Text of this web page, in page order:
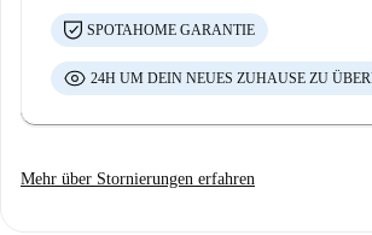
SPOTAHOME GARANTIE
24H UM DEIN NEUES ZUHAUSE ZU
Mehr über Stornierungen erfahren